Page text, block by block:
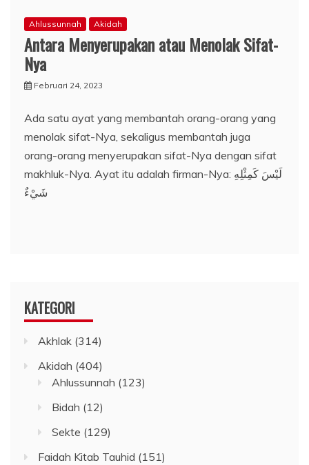
Ahlussunnah Akidah
Antara Menyerupakan atau Menolak Sifat-
Nya
Februari 24, 2023
Ada satu ayat yang membantah orang-orang yang
menolak sifat-Nya, sekaligus membantah juga
orang-orang menyerupakan sifat-Nya dengan sifat
makhluk-Nya. Ayat itu adalah firman-Nya: لَيْسَ كَمِثْلِهِ
شَيْءٌ
KATEGORI
Akhlak (314)
Akidah (404)
Ahlussunnah (123)
Bidah (12)
Sekte (129)
Faidah Kitab Tauhid (151)